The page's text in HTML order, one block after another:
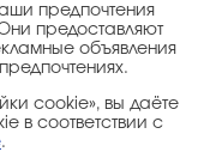
предпочтения
предоставляют
объявления
cookie», вы даёте
в соответствии с
.